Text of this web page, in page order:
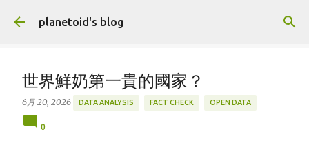
跳到主要內容
planetoid's blog
世界鮮奶第一貴的國家？
6月 20, 2026 DATA ANALYSIS FACT CHECK OPEN DATA
0